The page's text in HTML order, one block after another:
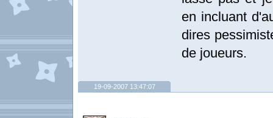
en incluant
dires
de joueurs.
19-09-2007 13:47:07